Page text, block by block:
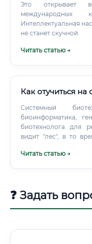
Это открывает
международных
Интеллектуальная насыщенность
не станет скучной.
Читать статью →
Как отучиться на
Системный
биоинформатика,
биотехнолога для
видит "лес", в то
Читать статью →
❓ Задать